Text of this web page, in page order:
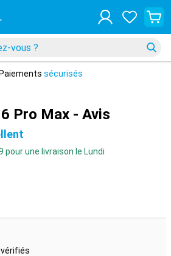
Paiements sécurisés
Pro Max - Avis
pour une livraison le Lundi